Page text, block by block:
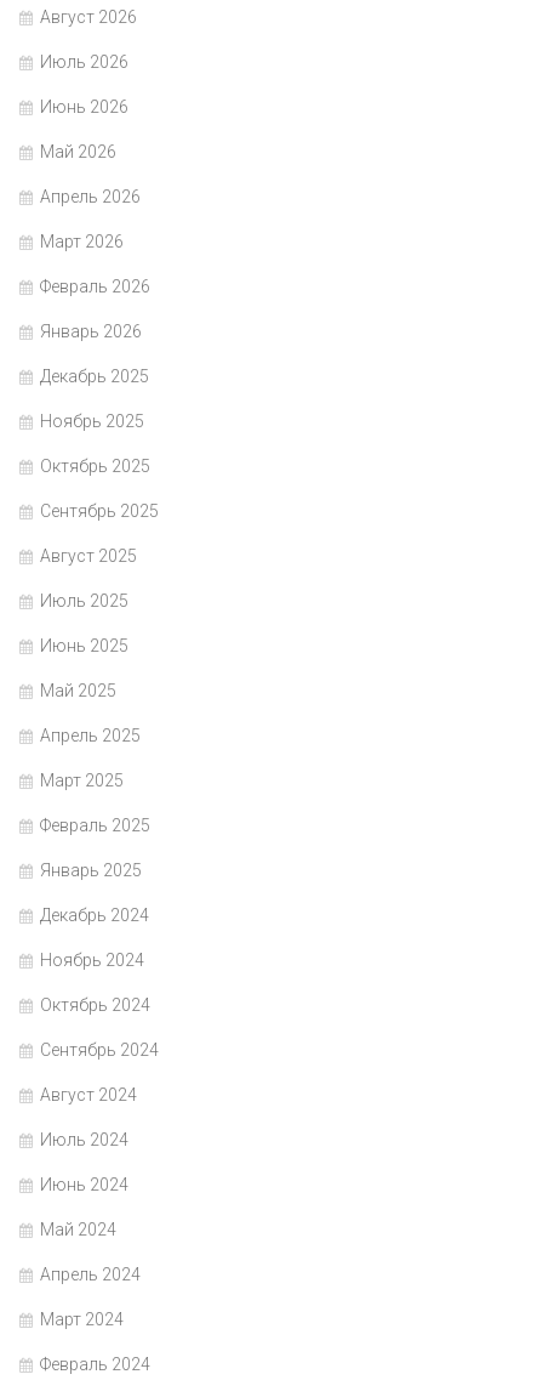
Август 2026
Июль 2026
Июнь 2026
Май 2026
Апрель 2026
Март 2026
Февраль 2026
Январь 2026
Декабрь 2025
Ноябрь 2025
Октябрь 2025
Сентябрь 2025
Август 2025
Июль 2025
Июнь 2025
Май 2025
Апрель 2025
Март 2025
Февраль 2025
Январь 2025
Декабрь 2024
Ноябрь 2024
Октябрь 2024
Сентябрь 2024
Август 2024
Июль 2024
Июнь 2024
Май 2024
Апрель 2024
Март 2024
Февраль 2024